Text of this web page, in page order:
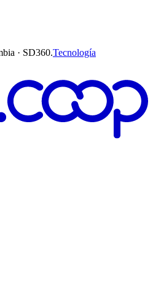
· SD360.Tecnología